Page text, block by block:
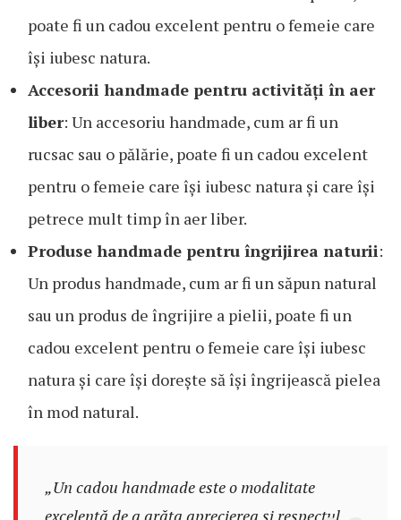
poate fi un cadou excelent pentru o femeie care
își iubesc natura.
Accesorii handmade pentru activități în aer
liber: Un accesoriu handmade, cum ar fi un
rucsac sau o pălărie, poate fi un cadou excelent
pentru o femeie care își iubesc natura și care își
petrece mult timp în aer liber.
Produse handmade pentru îngrijirea naturii:
Un produs handmade, cum ar fi un săpun natural
sau un produs de îngrijire a pielii, poate fi un
cadou excelent pentru o femeie care își iubesc
natura și care își dorește să își îngrijească pielea
în mod natural.
„Un cadou handmade este o modalitate
excelentă de a arăta aprecierea și respectul